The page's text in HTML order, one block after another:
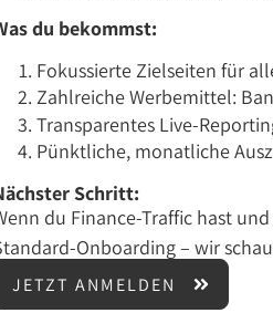
du bekommst:
Fokussierte Zielseiten für
Zahlreiche Werbemittel:
Transparentes Live-
Pünktliche, monatliche
Schritt:
du Finance-Traffic hast
Onboarding – wir
JETZT ANMELDEN